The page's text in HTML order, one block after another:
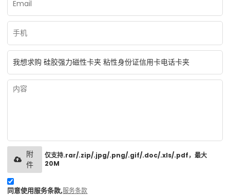
仅支持.rar/.zip/.jpg/.png/.gif/.doc/.xls/.pdf，最大
20M
附
件
同意使用服务条款,服务条款